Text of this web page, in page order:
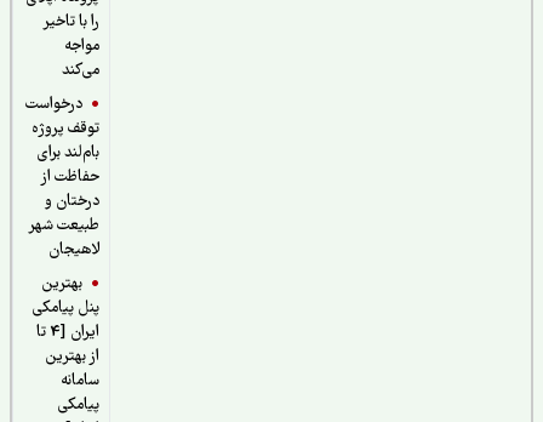
را با تاخیر
درخواست
توقف پروژه
بام‌لند برای
حفاظت از
درختان و
طبیعت شهر
لاهیجان
بهترین
پنل پیامکی
ایران [4 تا
از بهترین
سامانه
پیامکی